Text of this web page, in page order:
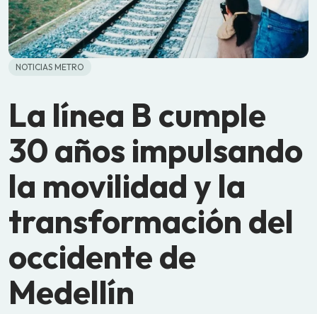
NOTICIAS METRO
La línea B cumple
30 años impulsando
la movilidad y la
transformación del
occidente de
Medellín